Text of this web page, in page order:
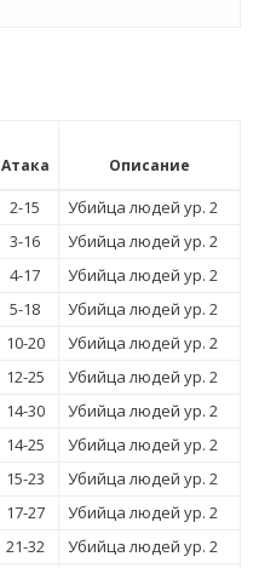
Атака Описание
2-15
Убийца людей ур. 2
3-16
Убийца людей ур. 2
4-17
Убийца людей ур. 2
5-18
Убийца людей ур. 2
10-20
Убийца людей ур. 2
12-25
Убийца людей ур. 2
14-30
Убийца людей ур. 2
14-25
Убийца людей ур. 2
15-23
Убийца людей ур. 2
17-27
Убийца людей ур. 2
21-32
Убийца людей ур. 2